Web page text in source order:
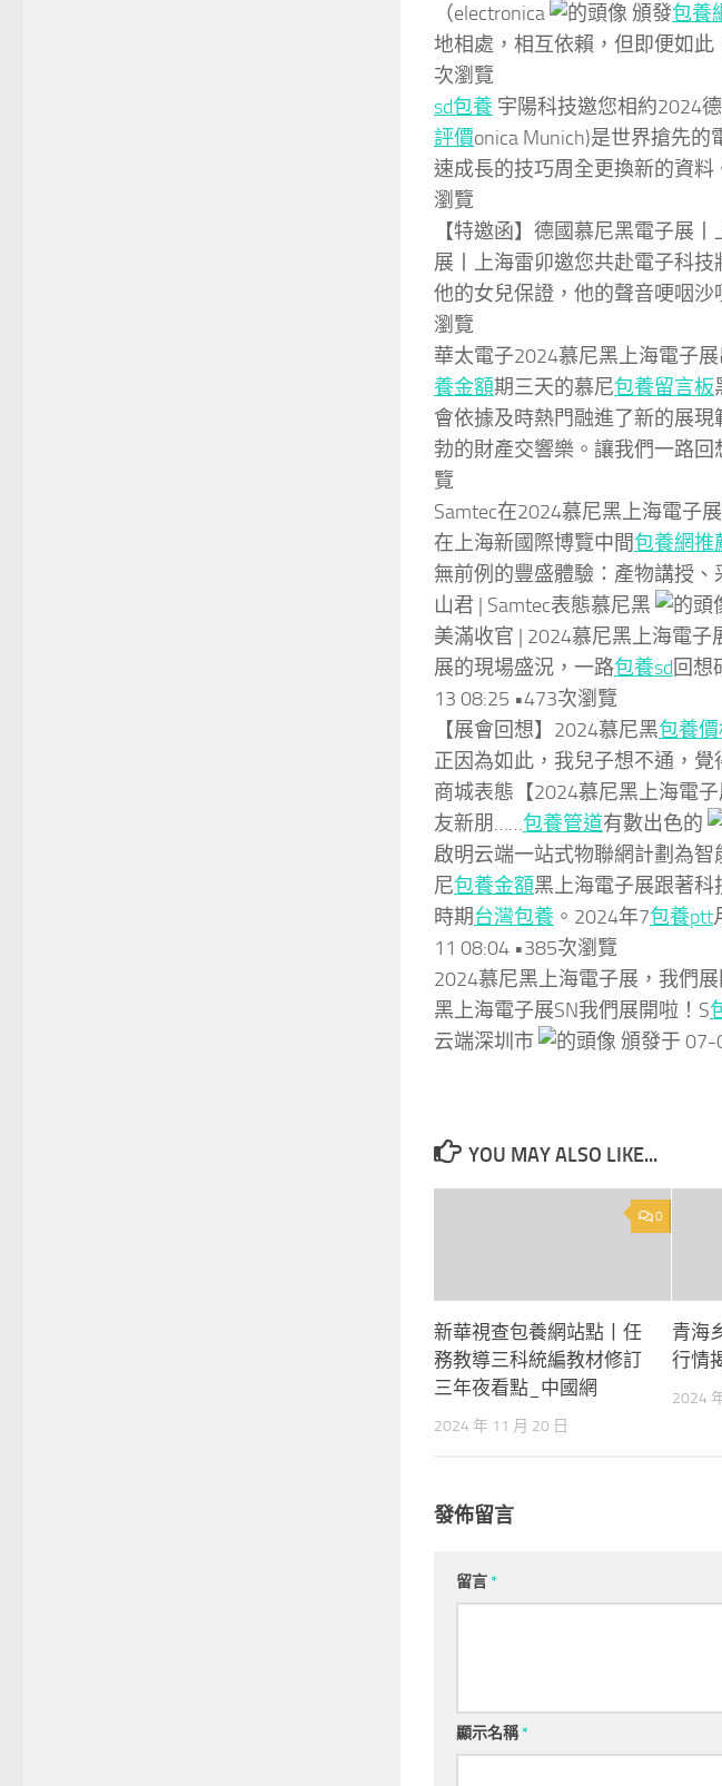
（electronica
頒發包養
地相處，相互依賴，但即便如
次瀏覽
sd包養 宇陽科技邀您相約2024
評價onica Munich)是世界搶先
速成長的技巧周全更換新的資料
瀏覽
【特邀函】德國慕尼黑電子展
展丨上海雷卯邀您共赴電子科技
他的女兒保證，他的聲音哽咽沙
瀏覽
華太電子2024慕尼黑上海電子
養金額期三天的慕尼包養留言板
會依據及時熱門融進了新的展
勃的財產交響樂。讓我們一路回
覽
Samtec在2024慕尼黑上海電子
在上海新國際博覽中間包養網推
無前例的豐盛體驗：產物講授、
山君 | Samtec表態慕尼黑
美滿收官 | 2024慕尼黑上海電子
展的現場盛況，一路包養sd回想
13 08:25 •473次瀏覽
【展會回想】2024慕尼黑包養
正因為如此，我兒子想不通，
商城表態【2024慕尼黑上海電
友新朋……包養管道有數出色的
啟明云端一站式物聯網計劃為
尼包養金額黑上海電子展跟著
時期台灣包養 。2024年7包養ptt
11 08:04 •385次瀏覽
2024慕尼黑上海電子展，我們
黑上海電子展SN我們展開啦！S
云端深圳市
頒發于 07-
YOU MAY ALSO LIKE...
0
新華視查包養網站點丨任
務教導三科統編教材修訂
三年夜看點_中國網
2024 年 11 月 20 日
青海
行情
2024
發佈留言
留言*
顯示名稱*